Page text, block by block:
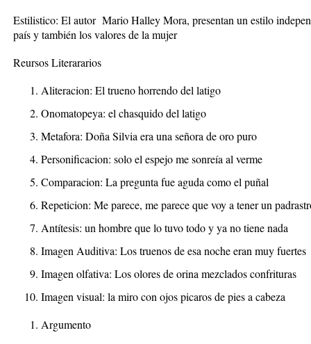
Estilistico: El autor Mario Halley Mora, presentan un estilo
país y también los valores de la mujer
Reursos Literararios
Aliteracion: El trueno horrendo del latigo
Onomatopeya: el chasquido del latigo
Metafora: Doña Silvia era una señora de oro puro
Personificacion: solo el espejo me sonreía al verme
Comparacion: La pregunta fue aguda como el puñal
Repeticion: Me parece, me parece que voy a tener un
Antítesis: un hombre que lo tuvo todo y ya no tiene nada
Imagen Auditiva: Los truenos de esa noche eran muy fuertes
Imagen olfativa: Los olores de orina mezclados confrituras
Imagen visual: la miro con ojos picaros de pies a cabeza
Argumento